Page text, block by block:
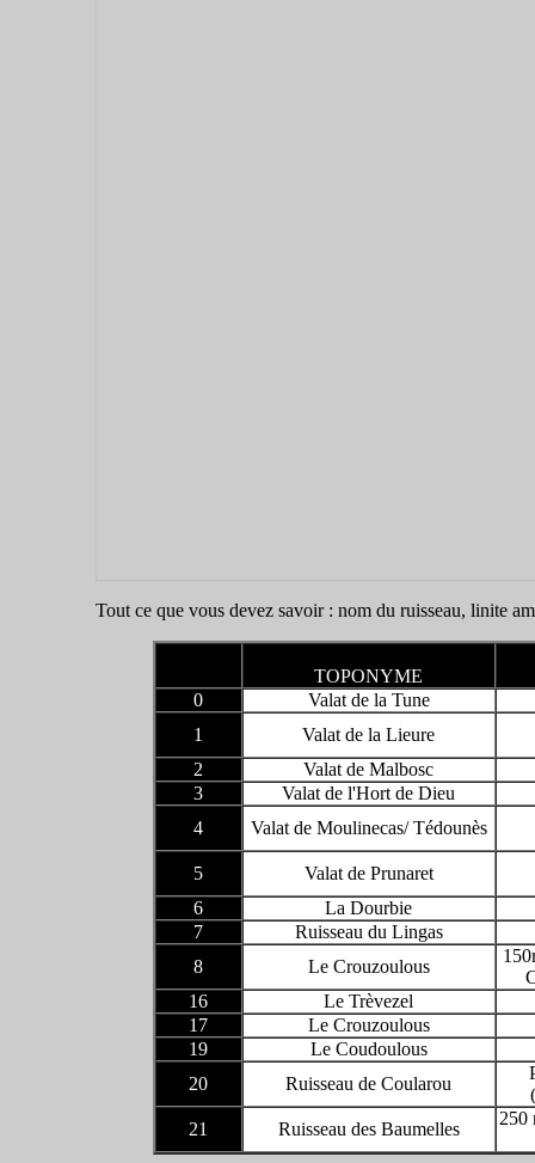
Tout ce que vous devez savoir : nom du ruisseau, linite
TOPONYME
0
Valat de la Tune
1
Valat de la Lieure
2
Valat de Malbosc
3
Valat de l'Hort de Dieu
4
Valat de Moulinecas/ Tédounès
5
Valat de Prunaret
6
La Dourbie
7
Ruisseau du Lingas
8
Le Crouzoulous
16
Le Trèvezel
17
Le Crouzoulous
19
Le Coudoulous
20
Ruisseau de Coularou
21
Ruisseau des Baumelles
250